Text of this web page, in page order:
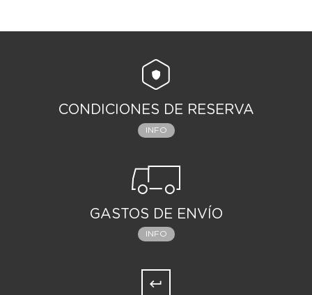
CONDICIONES DE RESERVA
INFO
GASTOS DE ENVÍO
INFO